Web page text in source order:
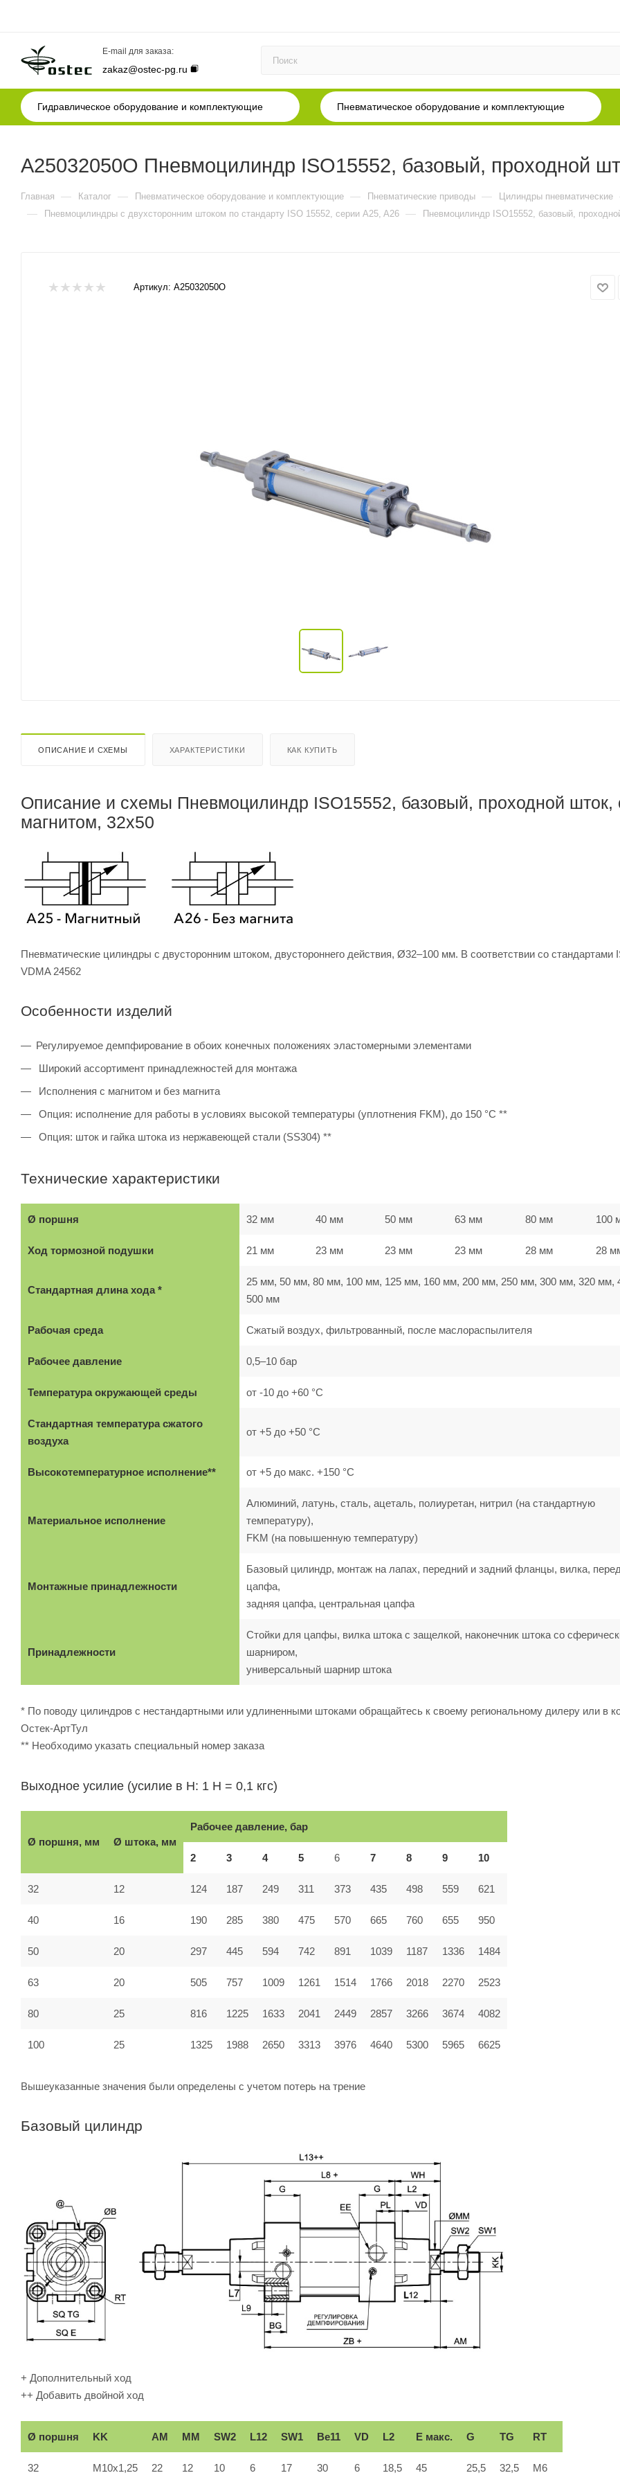
E-mail для заказа:
zakaz@ostec-pg.ru
Гидравлическое оборудование и комплектующие Пневматическое оборудование и комплектующие
A25032050O Пневмоцилиндр ISO15552, базовый, проходной
Главная — Каталог — Пневматическое оборудование и комплектующие — Пневматические приводы — Цилиндры пневматические
— Пневмоцилиндры с двухсторонним штоком по стандарту ISO 15552, серии A25, A26 — Пневмоцилиндр ISO15552, базовый,
Артикул: A25032050O
ОПИСАНИЕ И СХЕМЫ ХАРАКТЕРИСТИКИ КАК КУПИТЬ
Описание и схемы Пневмоцилиндр ISO15552, базовый, проходной шток,
магнитом, 32x50
Пневматические цилиндры с двусторонним штоком, двустороннего действия, Ø32–100 мм. В соответствии со стандартами
VDMA 24562
Особенности изделий
Регулируемое демпфирование в обоих конечных положениях эластомерными элементами
Широкий ассортимент принадлежностей для монтажа
Исполнения с магнитом и без магнита
Опция: исполнение для работы в условиях высокой температуры (уплотнения FKM), до 150 °C **
Опция: шток и гайка штока из нержавеющей стали (SS304) **
Технические характеристики
Ø поршня 32 мм 40 мм 50 мм 63 мм 80 мм 100
Ход тормозной подушки 21 мм 23 мм 23 мм 23 мм 28 мм 28
Стандартная длина хода *
25 мм, 50 мм, 80 мм, 100 мм, 125 мм, 160 мм, 200 мм, 250 мм, 300 мм, 320 мм,
500 мм
Рабочая среда Сжатый воздух, фильтрованный, после маслораспылителя
Рабочее давление 0,5–10 бар
Температура окружающей среды от -10 до +60 °C
Стандартная температура сжатого
воздуха
от +5 до +50 °C
Высокотемпературное исполнение** от +5 до макс. +150 °C
Материальное исполнение
Алюминий, латунь, сталь, ацеталь, полиуретан, нитрил (на стандартную
температуру),
FKM (на повышенную температуру)
Монтажные принадлежности
Базовый цилиндр, монтаж на лапах, передний и задний фланцы, вилка,
цапфа,
задняя цапфа, центральная цапфа
Принадлежности
Стойки для цапфы, вилка штока с защелкой, наконечник штока со
шарниром,
универсальный шарнир штока
* По поводу цилиндров с нестандартными или удлиненными штоками обращайтесь к своему региональному дилеру или в
Остек-АртТул
** Необходимо указать специальный номер заказа
Выходное усилие (усилие в Н: 1 Н = 0,1 кгс)
Ø поршня, мм Ø штока, мм
Рабочее давление, бар
2 3 4 5 6 7 8 9 10
32 12 124 187 249 311 373 435 498 559 621
40 16 190 285 380 475 570 665 760 655 950
50 20 297 445 594 742 891 1039 1187 1336 1484
63 20 505 757 1009 1261 1514 1766 2018 2270 2523
80 25 816 1225 1633 2041 2449 2857 3266 3674 4082
100 25 1325 1988 2650 3313 3976 4640 5300 5965 6625
Вышеуказанные значения были определены с учетом потерь на трение
Базовый цилиндр
+ Дополнительный ход
++ Добавить двойной ход
Ø поршня KK AM ММ SW2 L12 SW1 Вe11 VD L2 E макс. G TG RT
32 M10x1,25 22 12 10 6 17 30 6 18,5 45 25,5 32,5 M6